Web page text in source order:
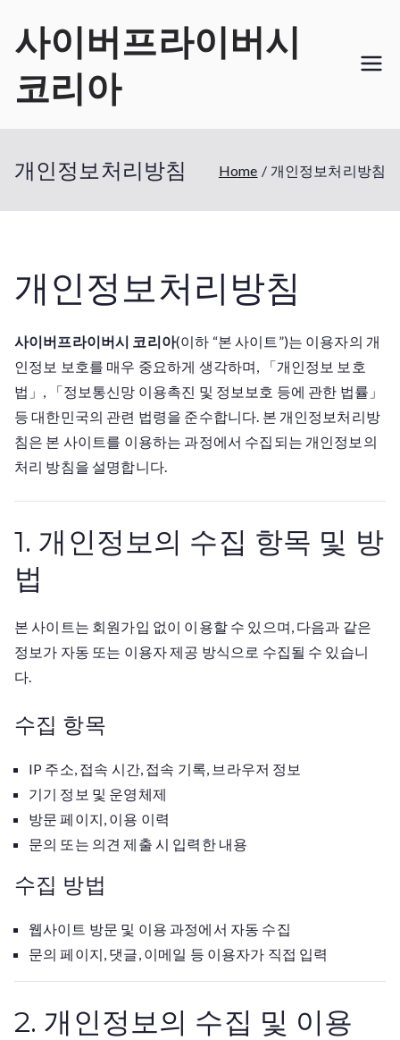
content
사이버프라이버시
코리아
개인정보처리방침 Home 개인정보처리방침
개인정보처리방침
사이버프라이버시 코리아(이하 “본 사이트”)는 이용자의 개
인정보 보호를 매우 중요하게 생각하며, 「개인정보 보호
법」, 「정보통신망 이용촉진 및 정보보호 등에 관한 법률」
등 대한민국의 관련 법령을 준수합니다. 본 개인정보처리방
침은 본 사이트를 이용하는 과정에서 수집되는 개인정보의
처리 방침을 설명합니다.
1. 개인정보의 수집 항목 및 방
법
본 사이트는 회원가입 없이 이용할 수 있으며, 다음과 같은
정보가 자동 또는 이용자 제공 방식으로 수집될 수 있습니
다.
수집 항목
IP 주소, 접속 시간, 접속 기록, 브라우저 정보
기기 정보 및 운영체제
방문 페이지, 이용 이력
문의 또는 의견 제출 시 입력한 내용
수집 방법
웹사이트 방문 및 이용 과정에서 자동 수집
문의 페이지, 댓글, 이메일 등 이용자가 직접 입력
2. 개인정보의 수집 및 이용